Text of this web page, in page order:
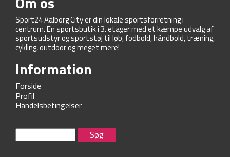
Sport24 Aalborg City er din lokale sportsforretning i
centrum. En sportsbutik i 3. etager med et kæmpe udvalg af
sportsudstyr og sportstøj til løb, fodbold, håndbold, træning,
cykling, outdoor og meget mere!
Information
Forside
Profil
Handelsbetingelser